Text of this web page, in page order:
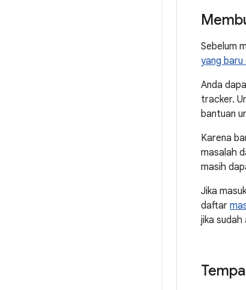
Sebelum
yang baru
Anda
tracker.
bantuan
Karena
masalah
masih
Jika
daftar
jika sudah